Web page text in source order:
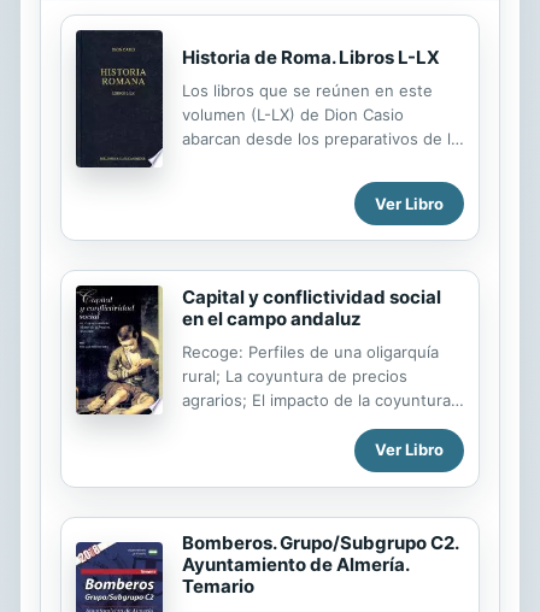
Historia de Roma. Libros L-LX
Los libros que se reúnen en este
volumen (L-LX) de Dion Casio
abarcan desde los preparativos de la
reinado de Augusto. Aunque su
estado de conservación es muy
dedicados a Augusto, íntegros casi
en su totalidad, se convierten en la
fuente de información más valiosa
para el proceso que terminó con la
República romana e instauró el
Imperio. A pesar de la importancia
del periodo, apenas han sobrevivido
relatos continuados del reinado de
Ver Libro
Capital y conflictividad social
en el campo andaluz
Recoge: Perfiles de una oligarquía
rural; La coyuntura de precios
agrarios; El impacto de la coyuntura
en las variables inventariadas a fines
Ver Libro
Bomberos. Grupo/Subgrupo C2.
Ayuntamiento de Almería.
Temario